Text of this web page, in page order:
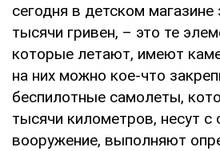
сегодня в детском
тысячи гривен, – это те
которые летают, имеют
на них можно кое-что
беспилотные самолеты,
тысячи километров, несут с
вооружение, выполняют